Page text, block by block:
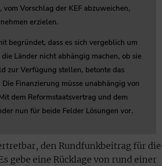
Vorschlag der KEF abzuweichen,
erzielen.
begründet, dass es sich vergeblich um
Länder nicht abhängig machen, ob sie
zur Verfügung stellen, betonte das
Finanzierung müsse unabhängig von
dem Reformstaatsvertrag und dem
nun für beide Felder Lösungen vor.
den Rundfunkbeitrag für die
gebe eine Rücklage von rund einer